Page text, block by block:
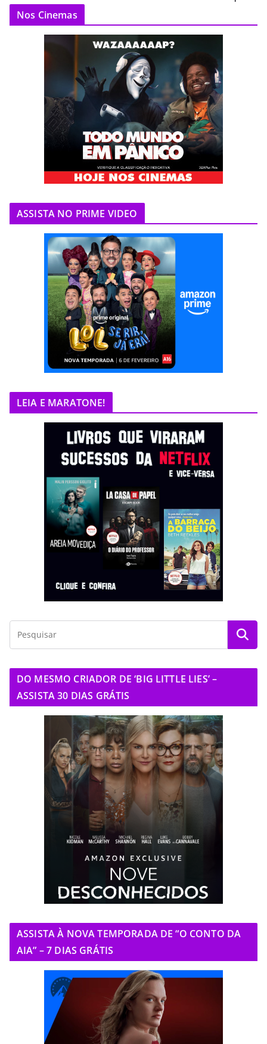
Nos Cinemas
ASSISTA NO PRIME VIDEO
LEIA E MARATONE!
DO MESMO CRIADOR DE ‘BIG LITTLE LIES’ –
ASSISTA 30 DIAS GRÁTIS
ASSISTA À NOVA TEMPORADA DE “O CONTO DA
AIA” – 7 DIAS GRÁTIS